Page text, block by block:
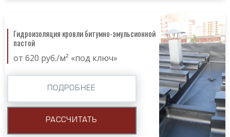
Гидроизоляция кровли битумно-эмульсионной
пастой
от 620 руб./м² «под ключ»
ПОДРОБНЕЕ
РАССЧИТАТЬ